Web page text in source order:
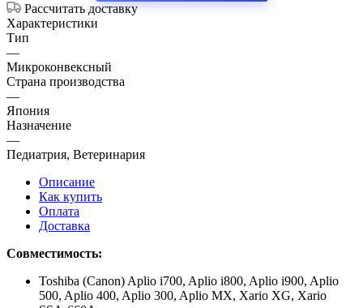
Рассчитать доставку
Характеристики
Тип
—
Микроконвексный
Страна производства
—
Япония
Назначение
—
Педиатрия, Ветеринария
Описание
Как купить
Оплата
Доставка
Совместимость:
Toshiba (Canon) Aplio i700, Aplio i800, Aplio i900, Aplio
500, Aplio 400, Aplio 300, Aplio MX, Xario XG, Xario